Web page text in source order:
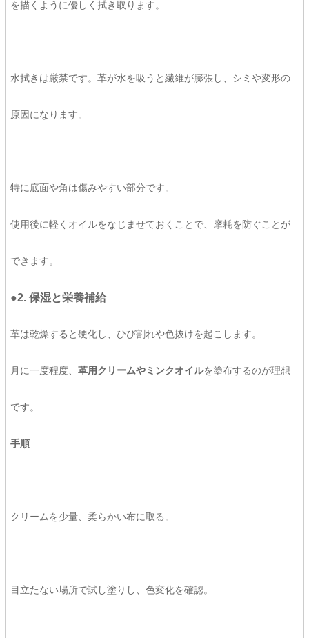
を描くように優しく拭き取ります。
水拭きは厳禁です。革が水を吸うと繊維が膨張し、シミや変形の
原因になります。
特に底面や角は傷みやすい部分です。
使用後に軽くオイルをなじませておくことで、摩耗を防ぐことが
できます。
●2. 保湿と栄養補給
革は乾燥すると硬化し、ひび割れや色抜けを起こします。
月に一度程度、 革用クリームやミンクオイルを塗布するのが理想
です。
手順
クリームを少量、柔らかい布に取る。
目立たない場所で試し塗りし、色変化を確認。